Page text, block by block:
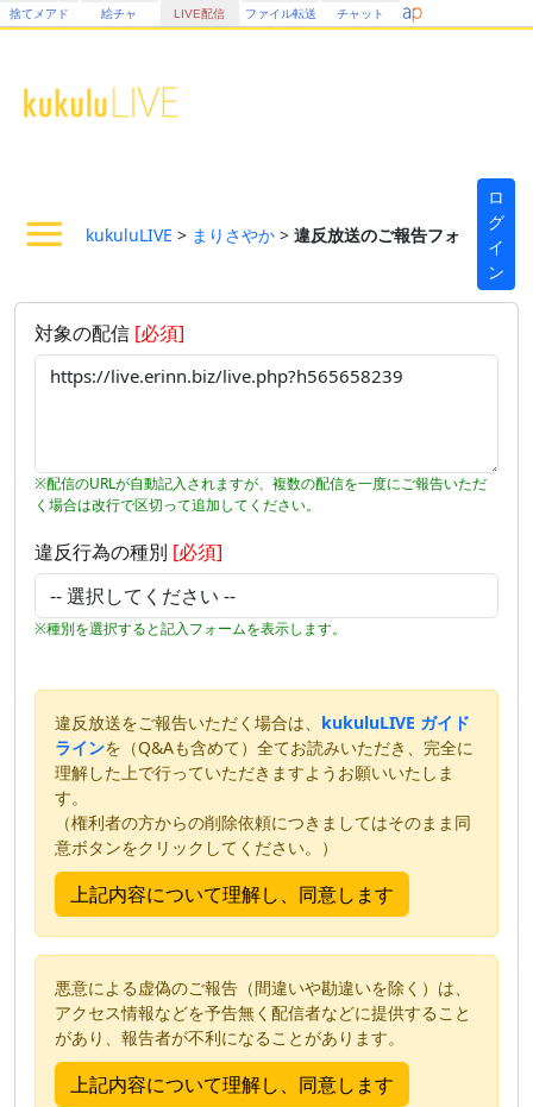
捨てメアド 絵チャ LIVE配信 ファイル転送 チャット
kukuluLIVE > まりさやか > 違反放送のご報告フォーム
ロ
グ
イ
ン
対象の配信 [必須]
※配信のURLが自動記入されますが、複数の配信を一度にご報告いただ
く場合は改行で区切って追加してください。
違反行為の種別 [必須]
※種別を選択すると記入フォームを表示します。
違反放送をご報告いただく場合は、 kukuluLIVE ガイド
ラインを（Q&Aも含めて）全てお読みいただき、完全に
理解した上で行っていただきますようお願いいたしま
す。
（権利者の方からの削除依頼につきましてはそのまま同
意ボタンをクリックしてください。）
悪意による虚偽のご報告（間違いや勘違いを除く）は、
アクセス情報などを予告無く配信者などに提供すること
があり、報告者が不利になることがあります。